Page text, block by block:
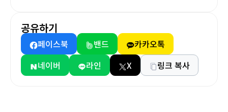
공유하기
페이스북 밴드
카카오톡
네이버
라인 X 링크 복사